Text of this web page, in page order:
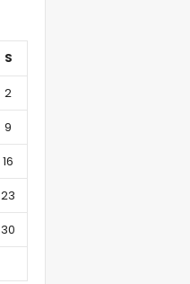
S
2
9
16
23
30